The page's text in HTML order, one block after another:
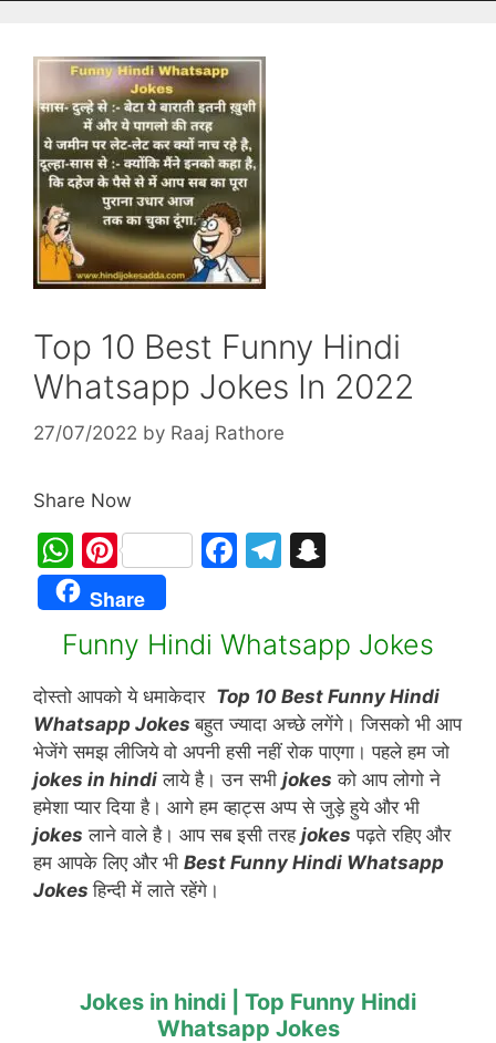
Top 10 Best Funny Hindi
Whatsapp Jokes In 2022
27/07/2022 by Raaj Rathore
Share Now
W
h
at
s
A
p
p
Pi
nt
er
e
st
F
e
b
o
o
k
T
gr
a
m
p
c
h
at
Share
Funny Hindi Whatsapp Jokes
दोस्तो आपको ये धमाकेदार Top 10 Best Funny Hindi
Whatsapp Jokesबहुत ज्यादा अच्छे लगेंगे। जिसको भी आप
भेजेंगे समझ लीजिये वो अपनी हसी नहीं रोक पाएगा। पहले हम जो
jokes in hindi लाये है। उन सभी jokes को आप लोगो ने
हमेशा प्यार दिया है। आगे हम व्हाट्स अप्प से जुड़े हुये और भी
jokes लाने वाले है। आप सब इसी तरह jokes पढ़ते रहिए और
हम आपके लिए और भी Best Funny Hindi Whatsapp
Jokesहिन्दी में लाते रहेंगे।
Jokes in hindi | Top Funny Hindi
Whatsapp Jokes